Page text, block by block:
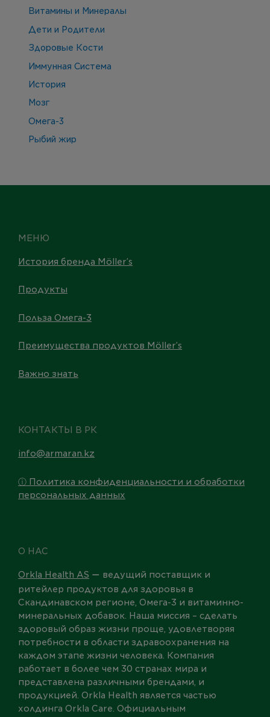
Витамины и Минералы
Дети и Родители
Здоровые Кости
Иммунная Система
История
Мозг
Омега-3
Рыбий жир
О НАС
Orkla Health AS — ведущий поставщик и
ритейлер продуктов для здоровья в
Скандинавском регионе, Омега-3 и витаминно-
минеральных добавок. Наша миссия – сделать
здоровый образ жизни проще, удовлетворяя
потребности в области здравоохранения на
каждом этапе жизни человека. Компания
работает в более чем 30 странах мира и
представлена различными брендами, и
продукцией. Orkla Health является частью
холдинга Orkla Care. Официальным
МЕНЮ
История бренда Möller’s
Продукты
Польза Омега-3
Преимущества продуктов Möller’s
Важно знать
КОНТАКТЫ В РК
info@armaran.kz
ⓘ Политика конфиденциальности и обработки
персональных данных